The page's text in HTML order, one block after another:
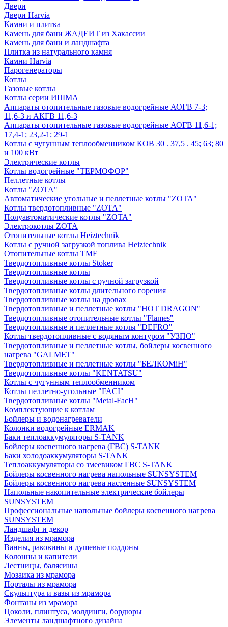
Двери
Двери Harvia
Камни и плитка
Камень для бани ЖАДЕИТ из Хакассии
Камень для бани и ландшафта
Плитка из натурального камня
Камни Harvia
Парогенераторы
Котлы
Газовые котлы
Котлы серии ИШМА
Аппараты отопительные газовые водогрейные АОГВ 7-3;
11,6-3 и АКГВ 11,6-3
Аппараты отопительные газовые водогрейные АОГВ 11,6-1;
17,4-1; 23,2-1; 29-1
Котлы с чугунным теплообменником КОВ 30 . 37,5 . 45; 63; 80
и 100 кВт
Электрические котлы
Котлы водогрейные "ТЕРМОФОР"
Пеллетные котлы
Котлы "ZOTA"
Автоматические угольные и пеллетные котлы "ZOTA"
Котлы твердотопливные "ZOTA"
Полуавтоматические котлы "ZOTA"
Электрокотлы ZOTA
Отопительные котлы Heiztechnik
Котлы с ручной загрузкой топлива Heiztechnik
Отопительные котлы TMF
Твердотопливные котлы Stoker
Твердотопливные котлы
Твердотопливные котлы с ручной загрузкой
Твердотопливные котлы длительного горения
Твердотопливные котлы на дровах
Твердотопливные и пеллетные котлы "HOT DRAGON"
Твердотопливные отопительные котлы "Flames"
Твердотопливные и пеллетные котлы "DEFRO"
Котлы твердотопливные с водяным контуром "УЗПО"
Твердотопливные и пеллетные котлы, бойлеры косвенного
нагрева "GALMET"
Твердотопливные и пеллетные котлы "БЕЛКОМiН"
Твердотопливные котлы "KENTATSU"
Котлы с чугунным теплообменником
Котлы пеллетно-угольные "FACI"
Твердотопливные котлы "Metal-FacH"
Комплектующие к котлам
Бойлеры и водонагреватели
Колонки водогрейные ERMAK
Баки теплоаккумуляторы S-TANK
Бойлеры косвенного нагрева (ГВС) S-TANK
Баки холодоаккумуляторы S-TANK
Теплоаккумуляторы со змеевиком ГВС S-TANK
Бойлеры косвенного нагрева напольные SUNSYSTEM
Бойлеры косвенного нагрева настенные SUNSYSTEM
Напольные накопительные электрические бойлеры
SUNSYSTEM
Профессиональные напольные бойлеры косвенного нагрева
SUNSYSTEM
Ландшафт и декор
Изделия из мрамора
Ванны, раковины и душевые поддоны
Колонны и капители
Лестницы, балясины
Мозаика из мрамора
Порталы из мрамора
Скульптура и вазы из мрамора
Фонтаны из мрамора
Цоколи, плинтуса, молдинги, бордюры
Элементы ландшафтного дизайна